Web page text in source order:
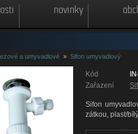
novinky
a umyvadlové » Sifon umyvadlový
Kód
Zařazení
Sifon
zátkou, plast/bílý